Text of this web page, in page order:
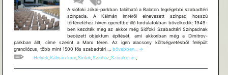
A siófoki Jókai-parkban található a Balaton legrégebbi szabadtéri
színpada. A Kálmán Imréről elnevezett színpad hosszú
történetéhez híven operettbe illő fordulatokban bővelkedik: 1949-
ben kezdték meg az akkor még Siófoki Szabadtéri Színpadnak
becézett objektum építését, ami akkoriban még a Dimitrov-
parkban állt, címe szerint a Marx téren. Az igen alacsony költségvetésből felépült
grandiózus, több mint 1500 fős szabadtéri … Kálmán
Imre
Színpad
bővebben...
→
Helyek, Kálmán Imre, Siófok, Színház, Szórakozás,